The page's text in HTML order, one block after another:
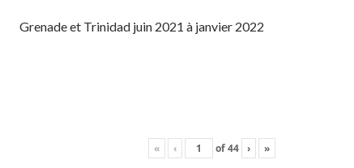
Grenade et Trinidad juin 2021 à janvier 2022
« ‹ of44 › »